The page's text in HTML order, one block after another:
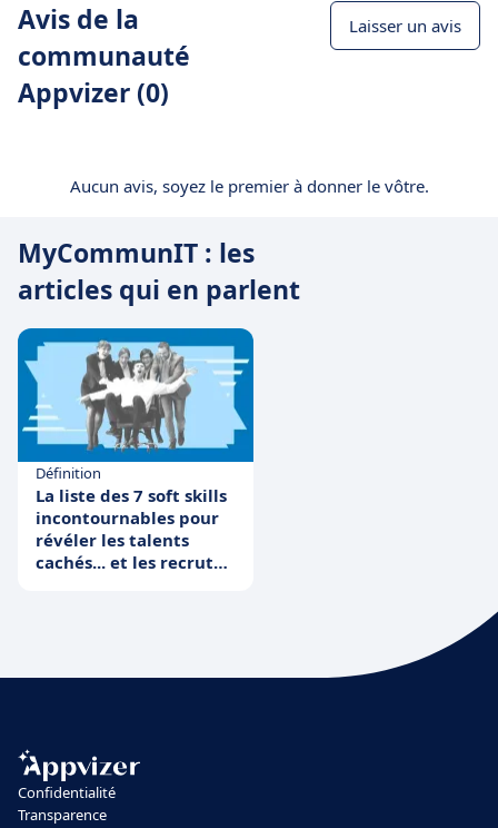
Avis de la
communauté
Appvizer (0)
Laisser un avis
Aucun avis, soyez le premier à donner le vôtre.
MyCommunIT : les
articles qui en parlent
Définition
La liste des 7 soft skills
incontournables pour
révéler les talents
cachés... et les recruter
Confidentialité
Transparence